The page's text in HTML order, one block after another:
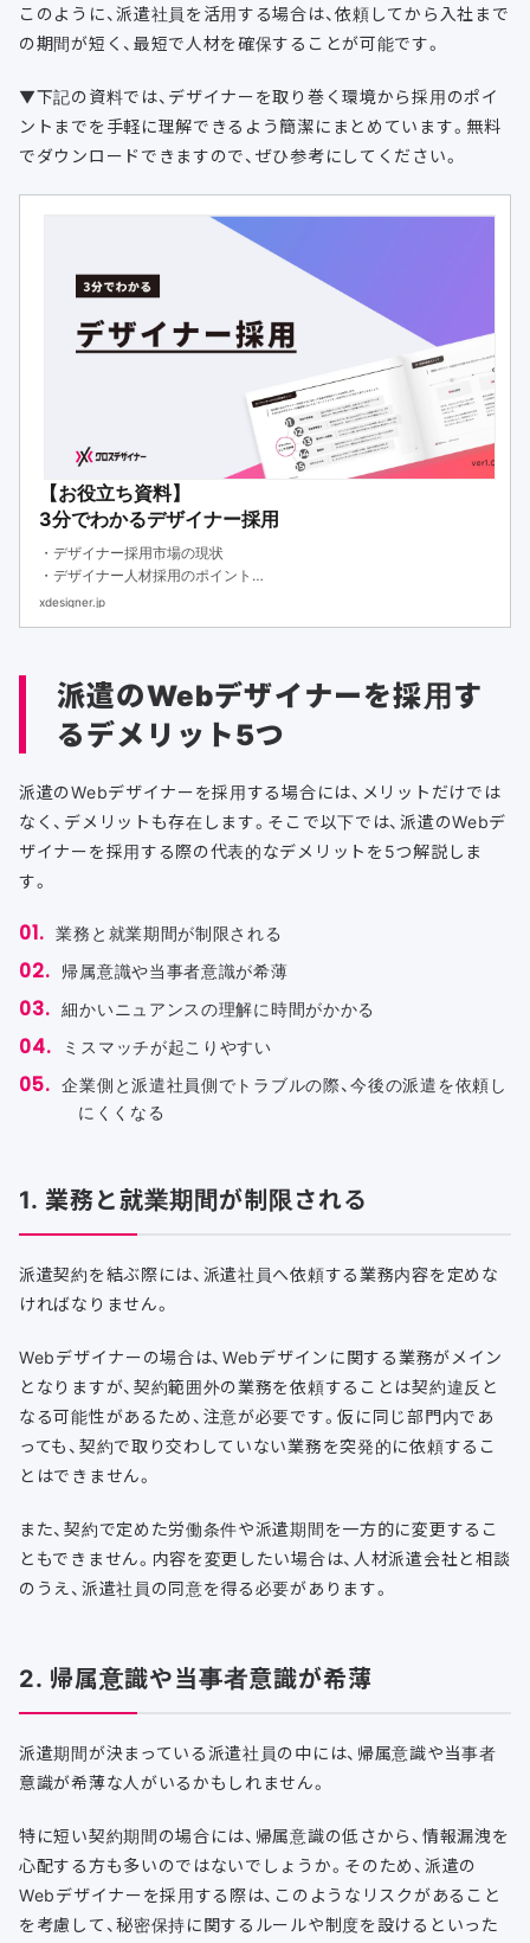
このように、派遣社員を活用する場合は、依頼してから入社まで
の期間が短く、最短で人材を確保することが可能です。
▼下記の資料では、デザイナーを取り巻く環境から採用のポイ
ントまでを手軽に理解できるよう簡潔にまとめています。無料
でダウンロードできますので、ぜひ参考にしてください。
【お役立ち資料】
3分でわかるデザイナー採用
・デザイナー採用市場の現状
・デザイナー人材採用のポイント
・デザイナーの評価基準と採用フローをまとめました
xdesigner.jp
派遣のWebデザイナーを採用す
るデメリット5つ
派遣のWebデザイナーを採用する場合には、メリットだけでは
なく、デメリットも存在します。そこで以下では、派遣のWebデ
ザイナーを採用する際の代表的なデメリットを5つ解説しま
す。
業務と就業期間が制限される
帰属意識や当事者意識が希薄
細かいニュアンスの理解に時間がかかる
ミスマッチが起こりやすい
企業側と派遣社員側でトラブルの際、今後の派遣を依頼し
にくくなる
1. 業務と就業期間が制限される
派遣契約を結ぶ際には、派遣社員へ依頼する業務内容を定めな
ければなりません。
Webデザイナーの場合は、Webデザインに関する業務がメイン
となりますが、契約範囲外の業務を依頼することは契約違反と
なる可能性があるため、注意が必要です。仮に同じ部門内であ
っても、契約で取り交わしていない業務を突発的に依頼するこ
とはできません。
また、契約で定めた労働条件や派遣期間を一方的に変更するこ
ともできません。内容を変更したい場合は、人材派遣会社と相談
のうえ、派遣社員の同意を得る必要があります。
2. 帰属意識や当事者意識が希薄
派遣期間が決まっている派遣社員の中には、帰属意識や当事者
意識が希薄な人がいるかもしれません。
特に短い契約期間の場合には、帰属意識の低さから、情報漏洩を
心配する方も多いのではないでしょうか。そのため、派遣の
Webデザイナーを採用する際は、このようなリスクがあること
を考慮して、秘密保持に関するルールや制度を設けるといった